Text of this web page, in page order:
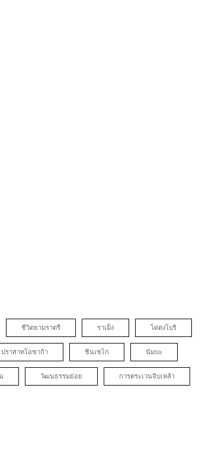
ชีวิตยามราตรี ราเม็ง โดตงโบริ
ปราสาทโอซาก้า ชินเซไก นัมบะ
วัฒนธรรมย่อย การตระเวนจิบเหล้า